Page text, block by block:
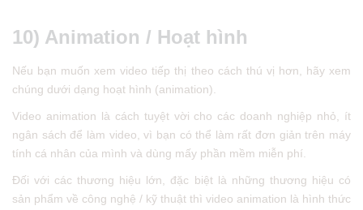
10) Animation / Hoạt hình
Nếu bạn muốn xem video tiếp thị theo cách thú vị hơn, hãy xem
chúng dưới dạng hoạt hình (animation).
Video animation là cách tuyệt vời cho các doanh nghiệp nhỏ, ít
ngân sách để làm video, vì bạn có thể làm rất đơn giản trên máy
tính cá nhân của mình và dùng mấy phần mềm miễn phí.
Đối với các thương hiệu lớn, đặc biệt là những thương hiệu có
sản phẩm về công nghệ / kỹ thuật thì video animation là hình thức